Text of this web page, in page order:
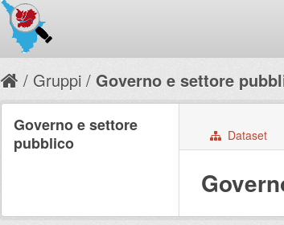
Gruppi Governo e settore
Dataset
Governo e settore
pubblico